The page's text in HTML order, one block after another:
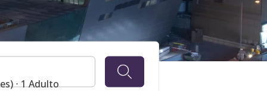
⋅ 1 Adulto